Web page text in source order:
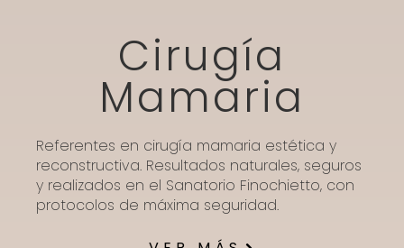
Cirugía
Mamaria
Referentes en cirugía mamaria estética y
reconstructiva. Resultados naturales, seguros
y realizados en el Sanatorio Finochietto, con
protocolos de máxima seguridad.